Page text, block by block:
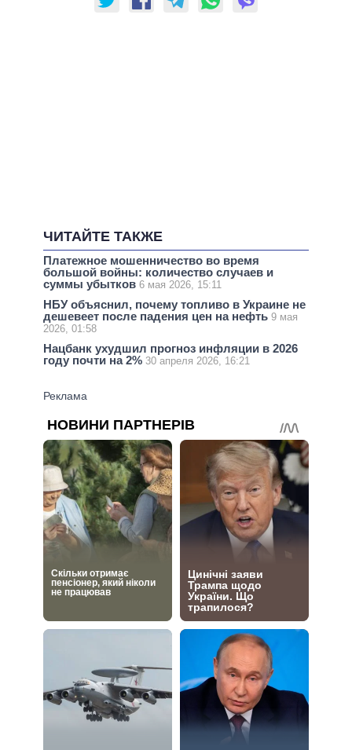
ЧИТАЙТЕ ТАКЖЕ
Платежное мошенничество во время
большой войны: количество случаев и
суммы убытков 6 мая 2026, 15:11
НБУ объяснил, почему топливо в Украине не
дешевеет после падения цен на нефть 9 мая
2026, 01:58
Нацбанк ухудшил прогноз инфляции в 2026
году почти на 2% 30 апреля 2026, 16:21